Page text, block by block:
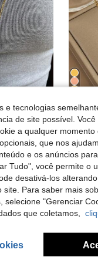
Colar com pingente de peixe dourado em aço inoxidável, coleção de joias com tema oceânico
21 Left
6,42€
e tecnologias
de site possível.
a qualquer
que nos
e os anúncios
Tudo", você permite o
desativá-los
site. Para saber mais
selecione "Gerenciar
que coletamos,